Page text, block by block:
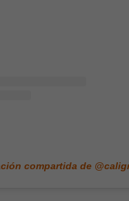
compartida de